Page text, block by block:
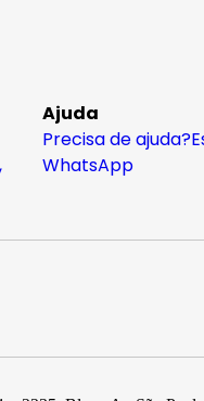
Ajuda
Precisa de ajuda?
WhatsApp